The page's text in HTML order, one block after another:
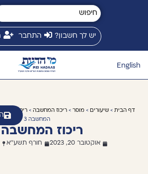
יש לך חשבון? התחבר
English
דף הבית >שיעורים >מוסר >ריכוז המחשבה >ריכוז
המחשבה 3
ריכוז המחשבה 3
אוקטובר 20, 2023 חורף תשע''א